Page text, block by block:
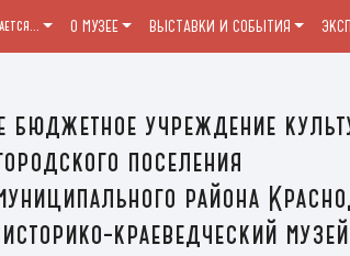
бюджетное учреждение
поселения
района
краеведческий
О МУЗЕЕ ВЫСТАВКИ И СОБЫТИЯ